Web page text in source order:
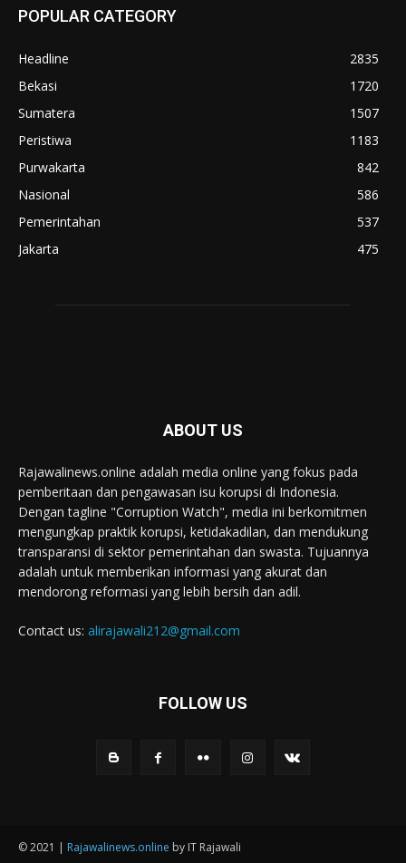
POPULAR CATEGORY
Headline
2835
Bekasi
1720
Sumatera
1507
Peristiwa
1183
Purwakarta
842
Nasional
586
Pemerintahan
537
Jakarta
475
ABOUT US
Rajawalinews.online adalah media online yang fokus pada
pemberitaan dan pengawasan isu korupsi di Indonesia.
Dengan tagline "Corruption Watch", media ini berkomitmen
mengungkap praktik korupsi, ketidakadilan, dan mendukung
transparansi di sektor pemerintahan dan swasta. Tujuannya
adalah untuk memberikan informasi yang akurat dan
mendorong reformasi yang lebih bersih dan adil.
Contact us: alirajawali212@gmail.com
FOLLOW US
© 2021 | Rajawalinews.online by IT Rajawali